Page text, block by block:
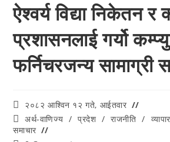
ऐश्वर्य विद्या निकेतन र
प्रशासनलाई गर्यो
फर्निचरजन्य सामाग्री
२०८२ आश्विन १२ गते, आईतवार
अर्थ-वाणिज्य / प्रदेश / राजनीति / व्यापार
समाचार